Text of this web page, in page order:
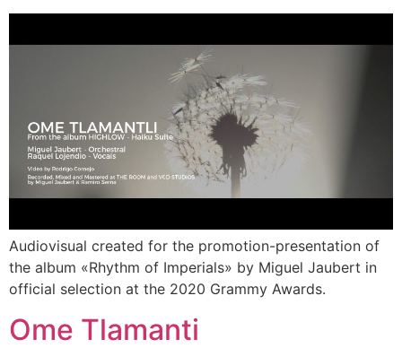
Audiovisual created for the promotion-presentation of
the album «Rhythm of Imperials» by Miguel Jaubert in
official selection at the 2020 Grammy Awards.
Ome Tlamanti